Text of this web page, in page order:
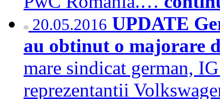
20.05.2016 UPDATE
au obtinut o majorare
mare sindicat german,
reprezentantii